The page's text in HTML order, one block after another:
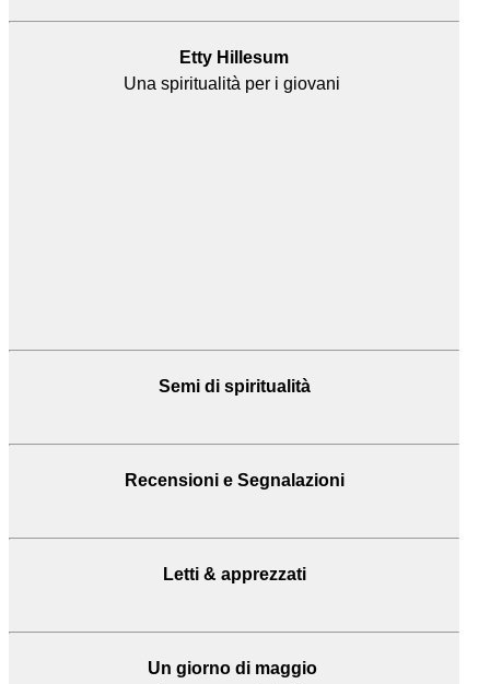
Etty Hillesum
Una spiritualità per i giovani
Semi di spiritualità
Recensioni e Segnalazioni
Letti & apprezzati
Un giorno di maggio